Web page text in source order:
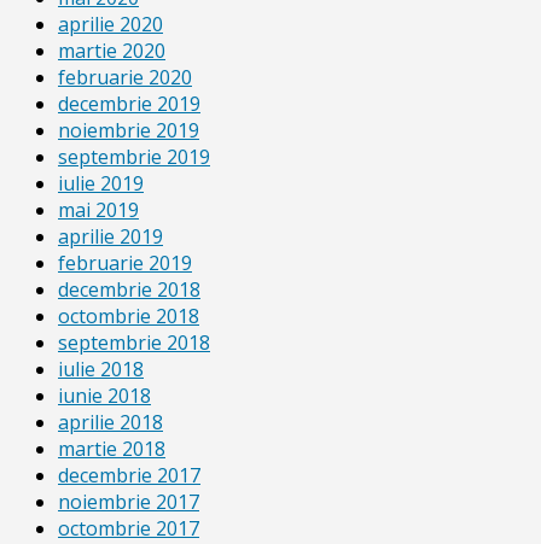
aprilie 2020
martie 2020
februarie 2020
decembrie 2019
noiembrie 2019
septembrie 2019
iulie 2019
mai 2019
aprilie 2019
februarie 2019
decembrie 2018
octombrie 2018
septembrie 2018
iulie 2018
iunie 2018
aprilie 2018
martie 2018
decembrie 2017
noiembrie 2017
octombrie 2017